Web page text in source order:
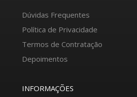
Dúvidas Frequentes
Política de Privacidade
Termos de Contratação
Depoimentos
INFORMAÇÕES